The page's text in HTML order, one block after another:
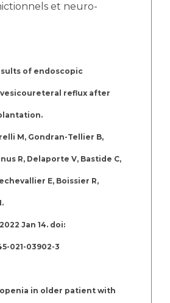
et neuro-
of endoscopic
reflux after
M, Gondran-Tellier B,
R, Delaporte V, Bastide C,
E, Boissier R,
Jan 14. doi:
021-03902-3
in older patient with